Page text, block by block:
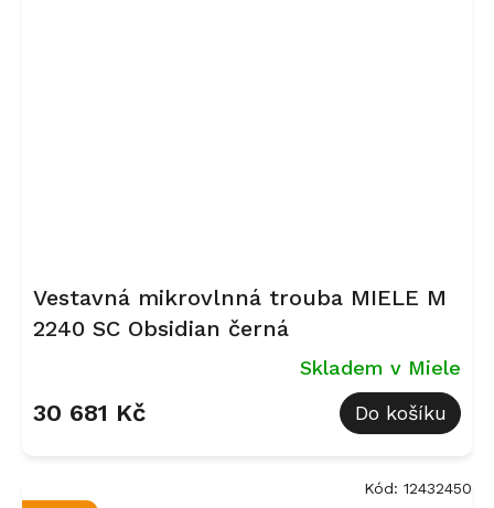
Vestavná mikrovlnná trouba MIELE M
2240 SC Obsidian černá
Skladem v Miele
30 681 Kč Do košíku
Kód: 12432450